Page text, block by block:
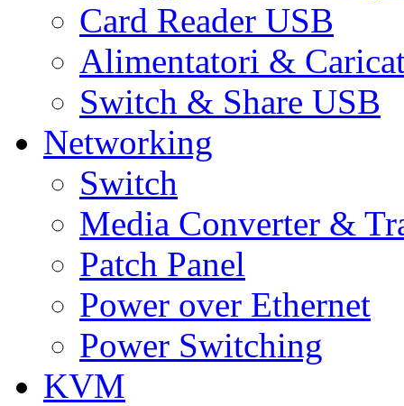
Card Reader USB
Alimentatori &
Switch & Share USB
Networking
Switch
Media Converter &
Patch Panel
Power over Ethernet
Power Switching
KVM